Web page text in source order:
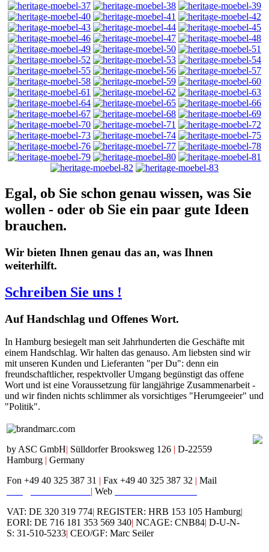
Egal, ob Sie schon genau wissen, was Sie
wollen - oder ob Sie ein paar gute Ideen
brauchen.
Wir bieten Ihnen genau das an, was Ihnen
weiterhilft.
Schreiben Sie uns !
AufHandschlag und Offenes Wort.
In Hamburg besiegelt man seit Jahrhunderten die Geschäfte mit
einem Handschlag. Wir halten das genauso. Am liebsten sind wir
mit unseren Kunden und Lieferanten "per Du": denn ein
freundschaftlicher, respektvoller Umgang begünstigt das offene
Wort und ist eine Voraussetzung für langjährige Zusammenarbeit -
und wir finden nichts schlimmer als vorsichtiges "Herumgeeier" und
"Politik".
by ASC GmbH| Sülldorfer Brooksweg 126 | D-22559
Hamburg | Germany
Fon +49 40 325 387 31 | Fax +49 40 325 387 32 | Mail
| Web
VAT: DE 320 319 774| REGISTER: HRB 153 105 Hamburg|
EORI: DE 716 181 353 569 340| NCAGE: CNB84| D-U-N-
S: 31-510-5233| CEO/GF: Marc Seiler